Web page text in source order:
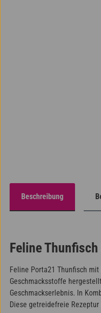
Beschreibung
Feline
Feline Porta21 Thunfisch
Geschmacksstoffe
Geschmackserlebnis. In
Diese getreidefreie